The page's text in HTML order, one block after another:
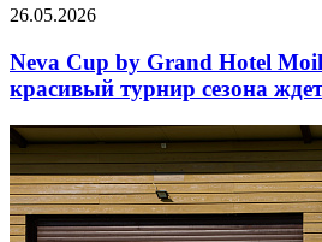
26.05.2026
Neva Cup by Grand Hotel
красивый турнир сезона